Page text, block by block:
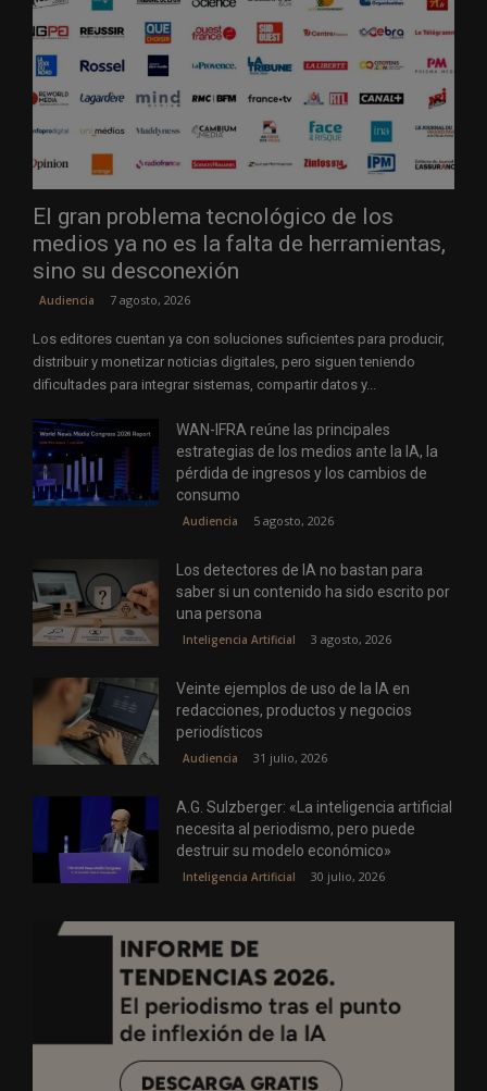
El gran problema tecnológico de los
medios ya no es la falta de herramientas,
sino su desconexión
Audiencia 7 agosto, 2026
Los editores cuentan ya con soluciones suficientes para producir,
distribuir y monetizar noticias digitales, pero siguen teniendo
dificultades para integrar sistemas, compartir datos y...
WAN-IFRA reúne las principales
estrategias de los medios ante la IA, la
pérdida de ingresos y los cambios de
consumo
Audiencia 5 agosto, 2026
Los detectores de IA no bastan para
saber si un contenido ha sido escrito por
una persona
Inteligencia Artificial 3 agosto, 2026
Veinte ejemplos de uso de la IA en
redacciones, productos y negocios
periodísticos
Audiencia 31 julio, 2026
A.G. Sulzberger: «La inteligencia artificial
necesita al periodismo, pero puede
destruir su modelo económico»
Inteligencia Artificial 30 julio, 2026